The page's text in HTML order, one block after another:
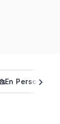
En Persona
chevron_right